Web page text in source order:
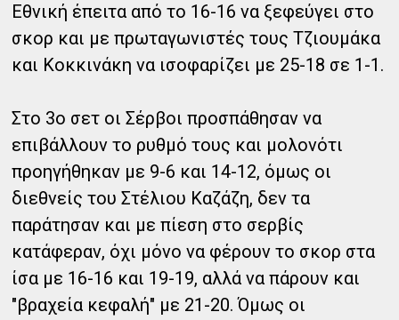
Εθνική έπειτα από το 16-16 να ξεφεύγει στο
σκορ και με πρωταγωνιστές τους Τζιουμάκα
και Κοκκινάκη να ισοφαρίζει με 25-18 σε 1-1.
Στο 3ο σετ οι Σέρβοι προσπάθησαν να
επιβάλλουν το ρυθμό τους και μολονότι
προηγήθηκαν με 9-6 και 14-12, όμως οι
διεθνείς του Στέλιου Καζάζη, δεν τα
παράτησαν και με πίεση στο σερβίς
κατάφεραν, όχι μόνο να φέρουν το σκορ στα
ίσα με 16-16 και 19-19, αλλά να πάρουν και
"βραχεία κεφαλή" με 21-20. Όμως οι